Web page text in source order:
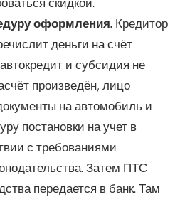
оформления.Кредитор
деньги на счёт
и субсидия не
произведён, лицо
на автомобиль и
постановки на учет в
с требованиями
Затем ПТС
передается в банк. Там